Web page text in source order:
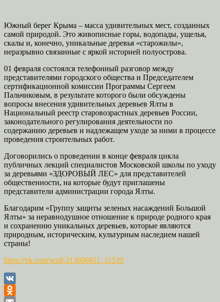
Южный берег Крыма – масса удивительных мест, созданных
самой природой. Это живописные горы, водопады, ущелья,
скалы и, конечно, уникальные деревья «старожилы»,
неразрывно связанные с яркой историей полуострова.
01 февраля состоялся телефонный разговор между
представителями городского общества и Председателем
сертификационной комиссии Программы Сергеем
Пальчиковым, в результате которого были обсуждены
вопросы внесения удивительных деревьев Ялты в
Национальный реестр старовозрастных деревьев России,
законодательного регулирования деятельности по
содержанию деревьев и надлежащем уходе за ними в процессе
проведения строительных работ.
Договорились о проведении в конце февраля цикла
публичных лекций специалистов Московской школы по уходу
за деревьями «ЗДОРОВЫЙ ЛЕС» для представителей
общественности, на которые будут приглашены
представители администрации города Ялты.
Благодарим «Группу защиты зеленых насаждений Большой
Ялты» за неравнодушное отношение к природе родного края
и сохранению уникальных деревьев, которые являются
природным, историческим, культурным наследием нашей
страны!
https://vk.com/wall-213696811_11539
VK